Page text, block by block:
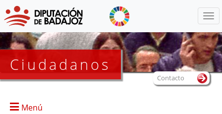
Ciudadanos
Menú
Contacto